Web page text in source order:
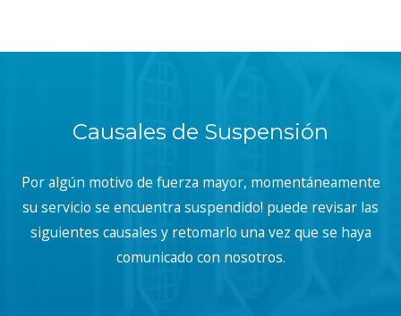
Causales de Suspensión
Por algún motivo de fuerza mayor, momentáneamente
su servicio se encuentra suspendido! puede revisar las
siguientes causales y retomarlo una vez que se haya
comunicado con nosotros.